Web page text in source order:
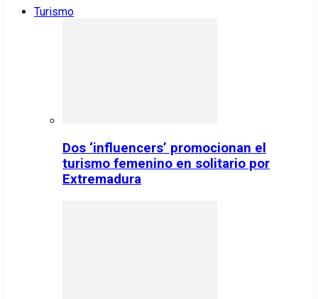
Turismo
Dos ‘influencers’ promocionan el
turismo femenino en solitario por
Extremadura